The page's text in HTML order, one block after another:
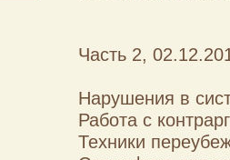
Часть 2,
Нарушения в
Работа с
Техники